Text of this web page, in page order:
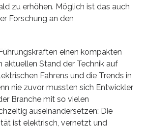
zu erhöhen. Möglich ist das auch
Forschung an den
einen kompakten
aktuellen Stand der Technik auf
Fahrens und die Trends in
nie zuvor mussten sich Entwickler
Branche mit so vielen
auseinandersetzen: Die
ist elektrisch, vernetzt und